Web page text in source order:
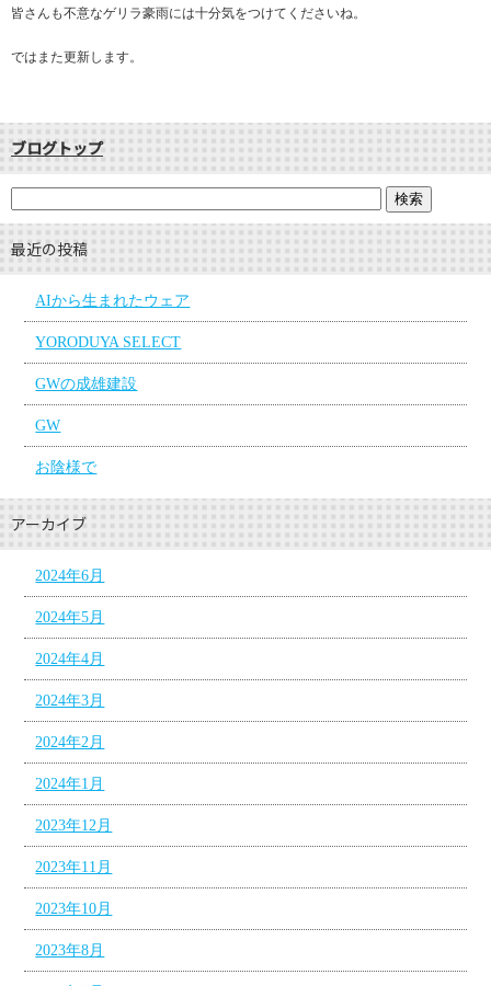
皆さんも不意なゲリラ豪雨には十分気をつけてくださいね。
ではまた更新します。
ブログトップ
最近の投稿
AIから生まれたウェア
YORODUYA SELECT
GWの成雄建設
GW
お陰様で
アーカイブ
2024年6月
2024年5月
2024年4月
2024年3月
2024年2月
2024年1月
2023年12月
2023年11月
2023年10月
2023年8月